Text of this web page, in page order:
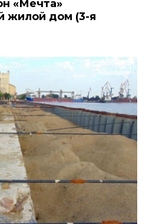
«Мечта»
жилой дом (3-я